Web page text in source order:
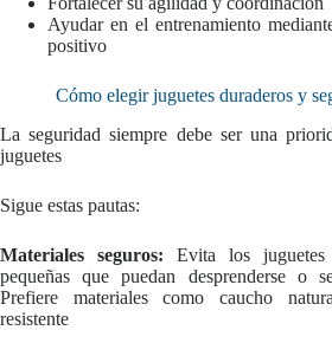
Ayudar en el entrenamiento
positivo
Cómo elegir juguetes duraderos y
La seguridad siempre debe ser una
juguetes
Sigue estas pautas:
Materiales seguros: Evita los juguetes
pequeñas que puedan desprenderse o
Prefiere materiales como caucho
resistente